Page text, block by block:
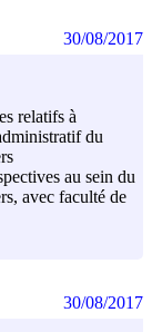
relatifs à
du
au sein du
avec faculté de
30/08/2017
30/08/2017